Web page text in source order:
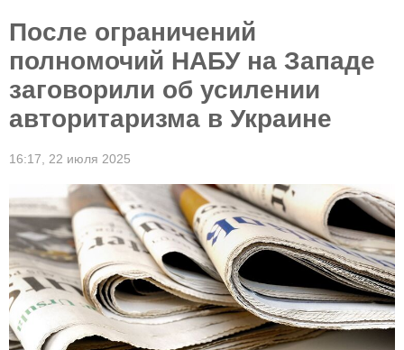
После ограничений
полномочий НАБУ на Западе
заговорили об усилении
авторитаризма в Украине
16:17, 22 июля 2025